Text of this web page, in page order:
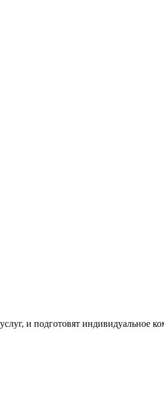
и подготовят индивидуальное